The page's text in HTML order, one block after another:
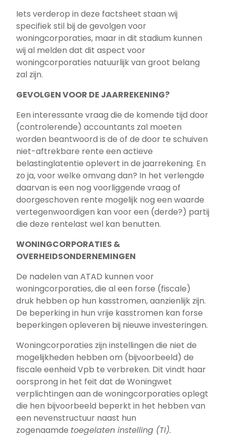
Iets verderop in deze factsheet staan wij
specifiek stil bij de gevolgen voor
woningcorporaties, maar in dit stadium kunnen
wij al melden dat dit aspect voor
woningcorporaties natuurlijk van groot belang
zal zijn.
GEVOLGEN VOOR DE JAARREKENING?
Een interessante vraag die de komende tijd door
(controlerende) accountants zal moeten
worden beantwoord is de of de door te schuiven
niet-aftrekbare rente een actieve
belastinglatentie oplevert in de jaarrekening. En
zo ja, voor welke omvang dan? In het verlengde
daarvan is een nog voorliggende vraag of
doorgeschoven rente mogelijk nog een waarde
vertegenwoordigen kan voor een (derde?) partij
die deze rentelast wel kan benutten.
WONINGCORPORATIES &
OVERHEIDSONDERNEMINGEN
De nadelen van ATAD kunnen voor
woningcorporaties, die al een forse (fiscale)
druk hebben op hun kasstromen, aanzienlijk zijn.
De beperking in hun vrije kasstromen kan forse
beperkingen opleveren bij nieuwe investeringen.
Woningcorporaties zijn instellingen die niet de
mogelijkheden hebben om (bijvoorbeeld) de
fiscale eenheid Vpb te verbreken. Dit vindt haar
oorsprong in het feit dat de Woningwet
verplichtingen aan de woningcorporaties oplegt
die hen bijvoorbeeld beperkt in het hebben van
een nevenstructuur naast hun
zogenaamde toegelaten instelling (TI).